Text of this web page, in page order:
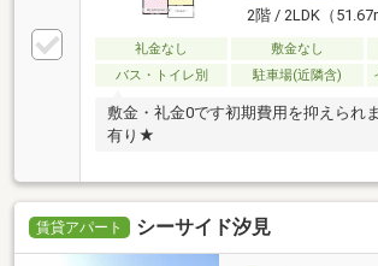
2階 / 2LDK（
礼金なし 敷金なし
バス・トイレ別
駐車場(近隣含)
敷金・礼金0です初期費用を抑えられ
有り★
賃貸アパート シーサイド汐見